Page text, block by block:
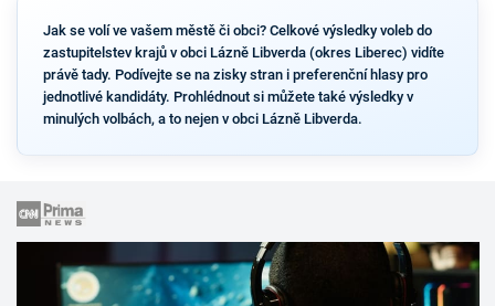
Jak se volí ve vašem městě či obci? Celkové výsledky voleb do
zastupitelstev krajů v obci Lázně Libverda (okres Liberec) vidíte
právě tady. Podívejte se na zisky stran i preferenční hlasy pro
jednotlivé kandidáty. Prohlédnout si můžete také výsledky v
minulých volbách, a to nejen v obci Lázně Libverda.